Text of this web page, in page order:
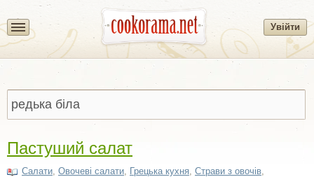
Увійти
Пастуший салат
Салати, Овочеві салати, Грецька кухня, Страви з овочів,